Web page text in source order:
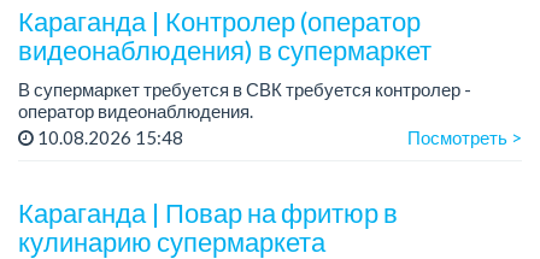
Караганда | Контролер (оператор
видеонаблюдения) в супермаркет
В супермаркет требуется в СВК требуется контролер -
оператор видеонаблюдения.
График работы: 2/2, с 09 ч до 23 ч.
10.08.2026 15:48 Посмотреть >
Караганда | Повар на фритюр в
кулинарию супермаркета